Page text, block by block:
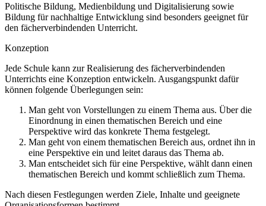
Politische Bildung, Medienbildung und Digitalisierung sowie
Bildung für nachhaltige Entwicklung sind besonders geeignet für
den fächerverbindenden Unterricht.
Konzeption
Jede Schule kann zur Realisierung des fächerverbindenden
Unterrichts eine Konzeption entwickeln. Ausgangspunkt dafür
können folgende Überlegungen sein:
Man geht von Vorstellungen zu einem Thema aus. Über die
Einordnung in einen thematischen Bereich und eine
Perspektive wird das konkrete Thema festgelegt.
Man geht von einem thematischen Bereich aus, ordnet ihn in
eine Perspektive ein und leitet daraus das Thema ab.
Man entscheidet sich für eine Perspektive, wählt dann einen
thematischen Bereich und kommt schließlich zum Thema.
Nach diesen Festlegungen werden Ziele, Inhalte und geeignete